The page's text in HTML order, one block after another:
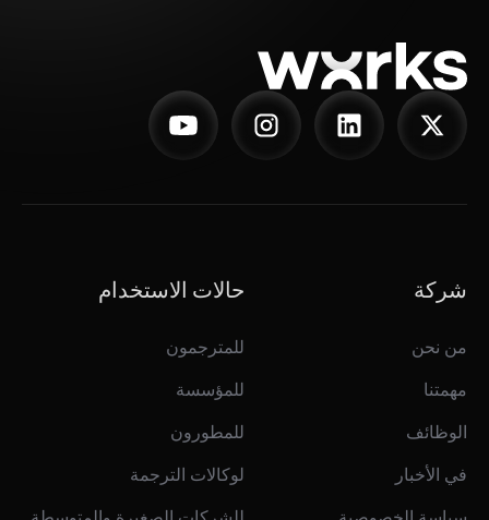
شركة
من نحن
مهمتنا
الوظائف
في الأخبار
حالات الاستخدام
للمترجمون
للمؤسسة
للمطورون
لوكالات الترجمة